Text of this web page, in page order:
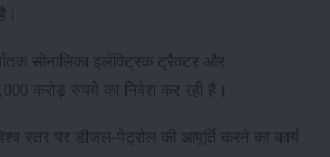
सोनालिका इलेक्ट्रिक ट्रैक्टर और
करोड़ रुपये का निवेश कर रही है।
स्तर पर डीजल-पेट्रोल की आपूर्ति करने का कार्य